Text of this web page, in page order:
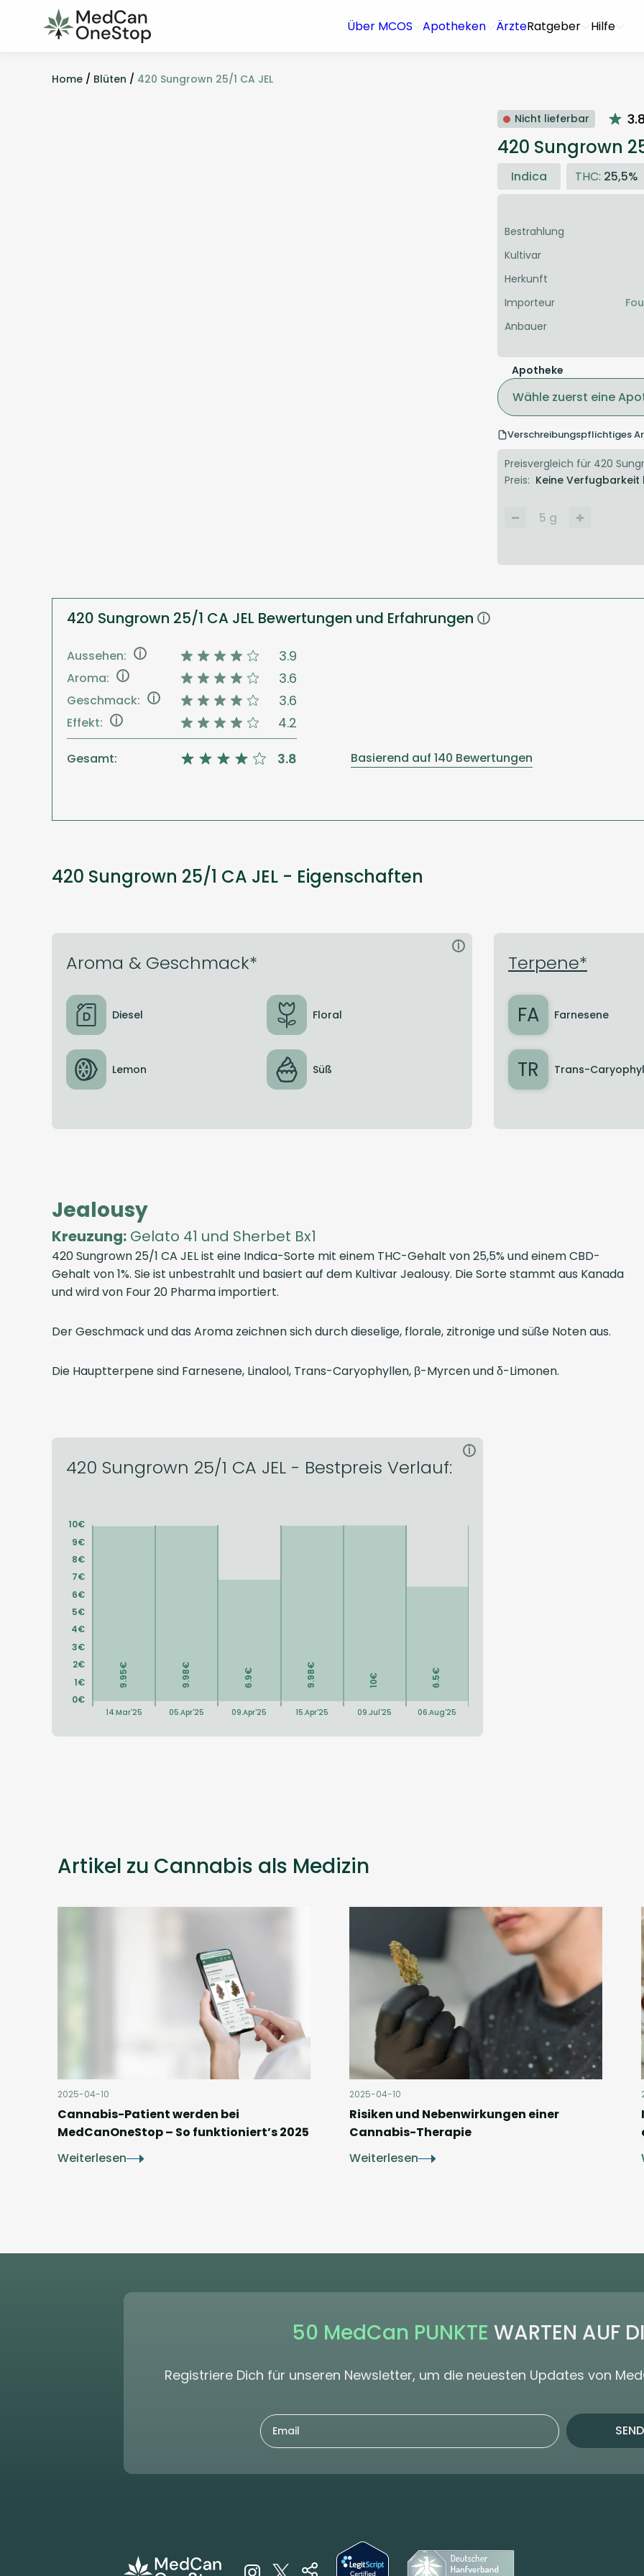
Über MCOS Apotheken ÄrzteRatgeber Hilfe
Home / Blüten / 420 Sungrown 25/1 CA JEL
Nicht lieferbar
420 Sungrown
Indica THC: 25,5%
Bestrahlung
Kultivar
Herkunft
Importeur
Anbauer
Apotheke
Wähle zuerst eine
Verschreibungspflichtiges
Preisvergleich für 420
Preis: Keine
5 g
420 Sungrown 25/1 CA JEL Bewertungen und Erfahrungen i
Aussehen: i 3.9
Aroma: i 3.6
Geschmack: i 3.6
Effekt: i 4.2
Gesamt: 3.8 Basierend auf 140 Bewertungen
420 Sungrown 25/1 CA JEL - Eigenschaften
Aroma & Geschmack*
i
Diesel Floral
Lemon Süß
Terpene*
FA Farnesene
TR Trans-
Jealousy
Kreuzung: Gelato 41 und Sherbet Bx1
420 Sungrown 25/1 CA JEL ist eine Indica-Sorte mit einem THC-Gehalt von 25,5% und einem CBD-
Gehalt von 1%. Sie ist unbestrahlt und basiert auf dem Kultivar Jealousy. Die Sorte stammt aus Kanada
und wird von Four 20 Pharma importiert.
Der Geschmack und das Aroma zeichnen sich durch dieselige, florale, zitronige und süße Noten aus.
Die Hauptterpene sind Farnesene, Linalool, Trans-Caryophyllen, β-Myrcen und δ-Limonen.
420 Sungrown 25/1 CA JEL - Bestpreis Verlauf:
i
Artikel zu Cannabis als Medizin
2025-04-10
Cannabis-Patient werden bei
MedCanOneStop – So funktioniert’s 2025
Weiterlesen
2025-04-10
Risiken und Nebenwirkungen einer
Cannabis-Therapie
Weiterlesen
50 MedCan PUNKTE WARTEN AUF
Registriere Dich für unseren Newsletter, um die neuesten Updates von